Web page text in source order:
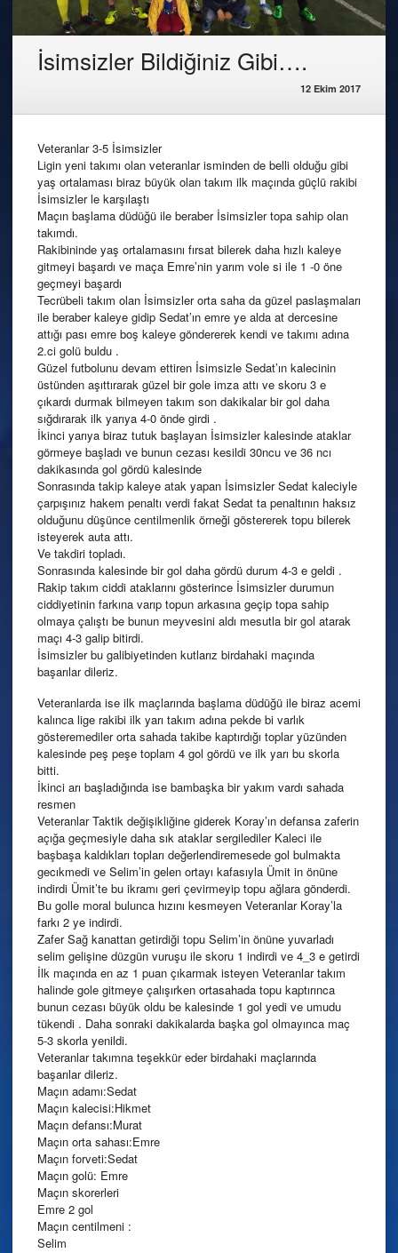
İsimsizler Bildiğiniz Gibi….
12 Ekim 2017
Veteranlar 3-5 İsimsizler
Ligin yeni takımı olan veteranlar isminden de belli olduğu gibi
yaş ortalaması biraz büyük olan takım ilk maçında güçlü rakibi
İsimsizler le karşılaştı
Maçın başlama düdüğü ile beraber İsimsizler topa sahip olan
takımdı.
Rakibininde yaş ortalamasını fırsat bilerek daha hızlı kaleye
gitmeyi başardı ve maça Emre’nin yarım vole si ile 1 -0 öne
geçmeyi başardı
Tecrübeli takım olan İsimsizler orta saha da güzel paslaşmaları
ile beraber kaleye gidip Sedat’ın emre ye alda at dercesine
attığı pası emre boş kaleye göndererek kendi ve takımı adına
2.ci golü buldu .
Güzel futbolunu devam ettiren İsimsizle Sedat’ın kalecinin
üstünden aşıttırarak güzel bir gole imza attı ve skoru 3 e
çıkardı durmak bilmeyen takım son dakikalar bir gol daha
sığdırarak ilk yarıya 4-0 önde girdi .
İkinci yarıya biraz tutuk başlayan İsimsizler kalesinde ataklar
görmeye başladı ve bunun cezası kesildi 30ncu ve 36 ncı
dakikasında gol gördü kalesinde
Sonrasında takip kaleye atak yapan İsimsizler Sedat kaleciyle
çarpışınız hakem penaltı verdi fakat Sedat ta penaltının haksız
olduğunu düşünce centilmenlik örneği göstererek topu bilerek
isteyerek auta attı.
Ve takdiri topladı.
Sonrasında kalesinde bir gol daha gördü durum 4-3 e geldi .
Rakip takım ciddi ataklarını gösterince İsimsizler durumun
ciddiyetinin farkına varıp topun arkasına geçip topa sahip
olmaya çalıştı be bunun meyvesini aldı mesutla bir gol atarak
maçı 4-3 galip bitirdi.
İsimsizler bu galibiyetinden kutlarız birdahaki maçında
başarılar dileriz.
Veteranlarda ise ilk maçlarında başlama düdüğü ile biraz acemi
kalınca lige rakibi ilk yarı takım adına pekde bi varlık
gösteremediler orta sahada takibe kaptırdığı toplar yüzünden
kalesinde peş peşe toplam 4 gol gördü ve ilk yarı bu skorla
bitti.
İkinci arı başladığında ise bambaşka bir yakım vardı sahada
resmen
Veteranlar Taktik değişikliğine giderek Koray’ın defansa zaferin
açığa geçmesiyle daha sık ataklar sergilediler Kaleci ile
başbaşa kaldıkları topları değerlendiremesede gol bulmakta
gecıkmedi ve Selim’in gelen ortayı kafasıyla Ümit in önüne
indirdi Ümit’te bu ikramı geri çevirmeyip topu ağlara gönderdi.
Bu golle moral bulunca hızını kesmeyen Veteranlar Koray’la
farkı 2 ye indirdi.
Zafer Sağ kanattan getirdiği topu Selim’in önüne yuvarladı
selim gelişine düzgün vuruşu ile skoru 1 indirdi ve 4_3 e getirdi
İlk maçında en az 1 puan çıkarmak isteyen Veteranlar takım
halinde gole gitmeye çalışırken ortasahada topu kaptırınca
bunun cezası büyük oldu be kalesinde 1 gol yedi ve umudu
tükendi . Daha sonraki dakikalarda başka gol olmayınca maç
5-3 skorla yenildi.
Veteranlar takımna teşekkür eder birdahaki maçlarında
başarılar dileriz.
Maçın adamı:Sedat
Maçın kalecisi:Hikmet
Maçın defansı:Murat
Maçın orta sahası:Emre
Maçın forveti:Sedat
Maçın golü: Emre
Maçın skorerleri
Emre 2 gol
Maçın centilmeni :
Selim